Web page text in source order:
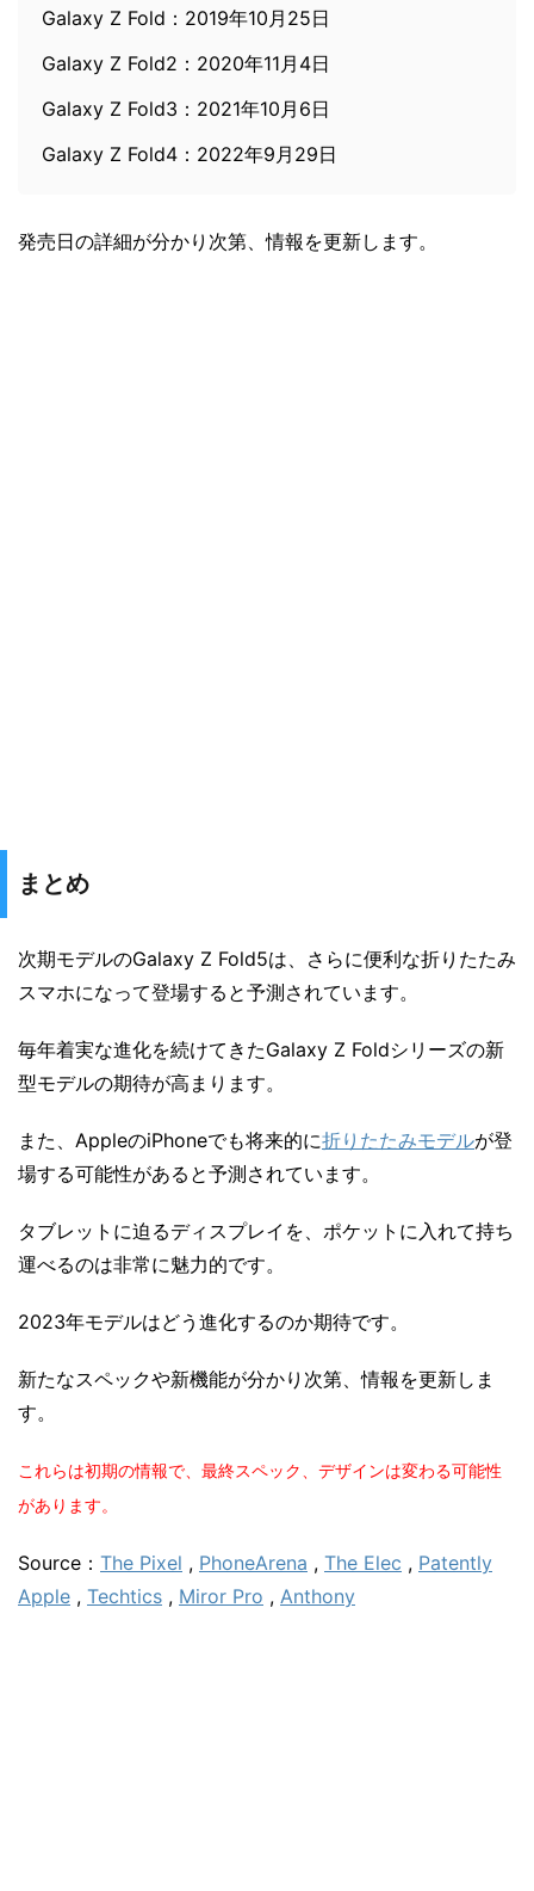
Galaxy Z Fold：2019年10月25日
Galaxy Z Fold2：2020年11月4日
Galaxy Z Fold3：2021年10月6日
Galaxy Z Fold4：2022年9月29日
発売日の詳細が分かり次第、情報を更新します。
まとめ
次期モデルのGalaxy Z Fold5は、さらに便利な折りたたみ
スマホになって登場すると予測されています。
毎年着実な進化を続けてきたGalaxy Z Foldシリーズの新
型モデルの期待が高まります。
また、AppleのiPhoneでも将来的に折りたたみモデルが登
場する可能性があると予測されています。
タブレットに迫るディスプレイを、ポケットに入れて持ち
運べるのは非常に魅力的です。
2023年モデルはどう進化するのか期待です。
新たなスペックや新機能が分かり次第、情報を更新しま
す。
これらは初期の情報で、最終スペック、デザインは変わる可能性
があります。
Source： The Pixel , PhoneArena , The Elec , Patently
Apple , Techtics , Miror Pro , Anthony